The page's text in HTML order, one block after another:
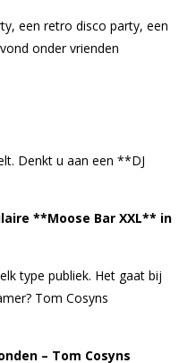
een retro disco party, een
onder vrienden
Denkt u aan een **DJ
**Moose Bar XXL** in
type publiek. Het gaat bij
Tom Cosyns
– Tom Cosyns